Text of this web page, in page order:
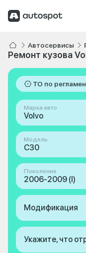
Автосервисы
Ремонт кузова
ТО по
Марка авто
Volvo
Модель
C30
Поколение
2006-2009 (I)
Модификация
Укажите, что